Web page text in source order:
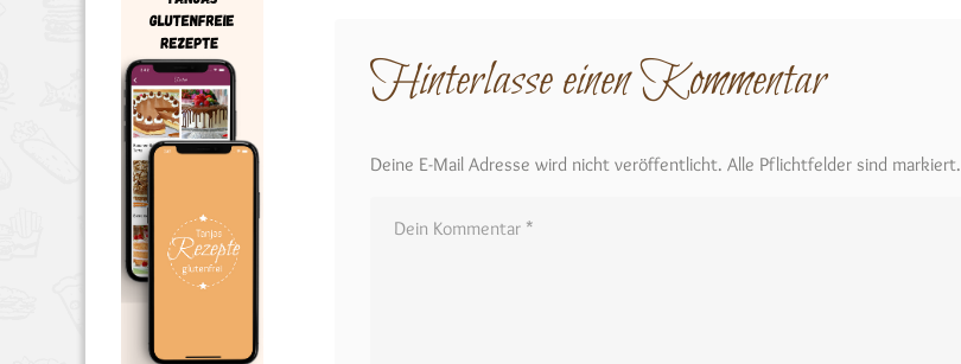
Hinterlasse einen Kommentar
Deine E-Mail Adresse wird nicht veröffentlicht. Alle Pflichtfelder sind markiert.